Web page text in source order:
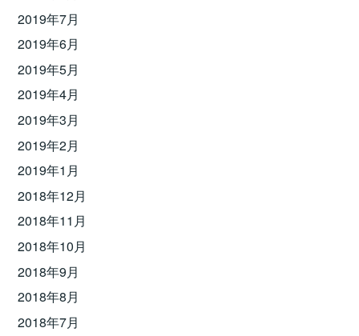
2019年7月
2019年6月
2019年5月
2019年4月
2019年3月
2019年2月
2019年1月
2018年12月
2018年11月
2018年10月
2018年9月
2018年8月
2018年7月